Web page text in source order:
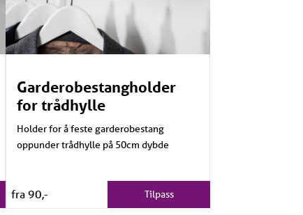
Garderobestangholder
for trådhylle
Holder for å feste garderobestang
oppunder trådhylle på 50cm dybde
fra 90,- Tilpass